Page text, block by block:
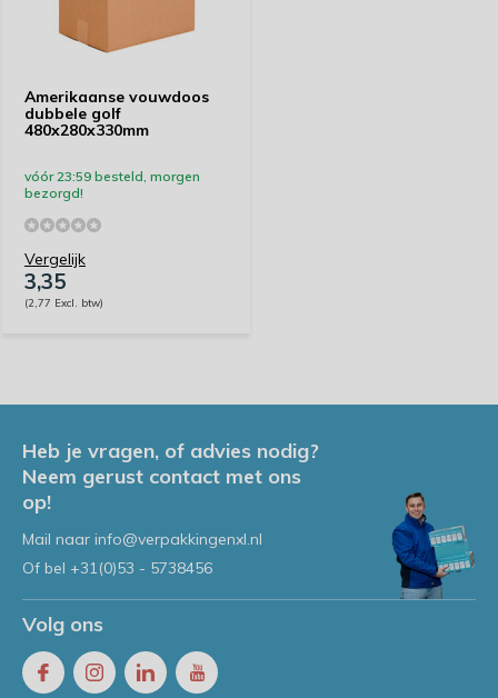
Amerikaanse vouwdoos
dubbele golf
480x280x330mm
vóór 23:59 besteld, morgen
bezorgd!
Vergelijk
3,35
(2,77 Excl. btw)
Heb je vragen, of advies nodig?
Neem gerust contact met ons
op!
Mail naar info@verpakkingenxl.nl
Of bel +31(0)53 - 5738456
Volg ons